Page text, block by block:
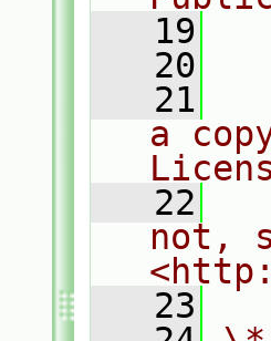
   19
   20
   21
a
   22
not,
   23